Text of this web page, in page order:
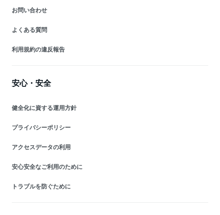
お問い合わせ
よくある質問
利用規約の違反報告
安心・安全
健全化に資する運用方針
プライバシーポリシー
アクセスデータの利用
安心安全なご利用のために
トラブルを防ぐために